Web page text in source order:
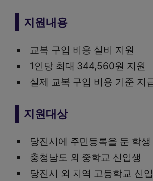
지원내용
교복 구입 비용 실비 지원
1인당 최대 344,560원 지원
실제 교복 구입 비용 기준 지
지원대상
당진시에 주민등록을 둔 학생
충청남도 외 중학교 신입생
당진시 외 지역 고등학교 신